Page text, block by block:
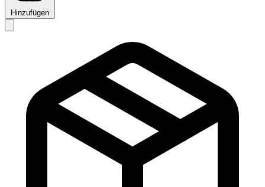
Hinzufügen